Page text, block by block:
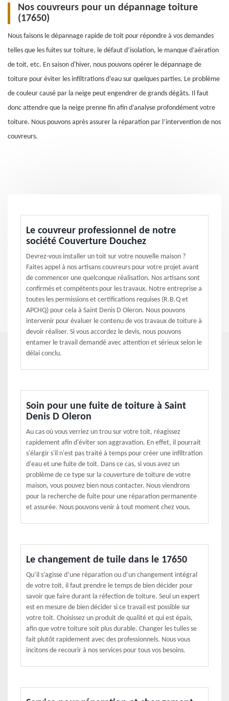
Nos couvreurs pour un dépannage toiture
(17650)
Nous faisons le dépannage rapide de toit pour répondre à vos demandes
telles que les fuites sur toiture, le défaut d’isolation, le manque d’aération
de toit, etc. En saison d'hiver, nous pouvons opérer le dépannage de
toiture pour éviter les infiltrations d’eau sur quelques parties. Le problème
de couleur causé par la neige peut engendrer de grands dégâts. Il faut
donc attendre que la neige prenne fin afin d’analyse profondément votre
toiture. Nous pouvons après assurer la réparation par l’intervention de nos
couvreurs.
Le couvreur professionnel de notre
société Couverture Douchez
Devrez-vous installer un toit sur votre nouvelle maison ?
Faites appel à nos artisans couvreurs pour votre projet avant
de commencer une quelconque réalisation. Nos artisans sont
confirmés et compétents pour les travaux. Notre entreprise a
toutes les permissions et certifications requises (R.B.Q et
APCHQ) pour cela à Saint Denis D Oleron. Nous pouvons
intervenir pour évaluer le contenu de vos travaux de toiture à
devoir réaliser. Si vous accordez le devis, nous pouvons
entamer le travail demandé avec attention et sérieux selon le
délai conclu.
Soin pour une fuite de toiture à Saint
Denis D Oleron
Au cas où vous verriez un trou sur votre toit, réagissez
rapidement afin d'éviter son aggravation. En effet, il pourrait
s'élargir s'il n'est pas traité à temps pour créer une infiltration
d'eau et une fuite de toit. Dans ce cas, si vous avez un
problème de ce type sur la couverture de toiture de votre
maison, vous pouvez bien nous contacter. Nous viendrons
pour la recherche de fuite pour une réparation permanente
et assurée. Nous pouvons venir à tout moment chez vous.
Le changement de tuile dans le 17650
Qu’il s’agisse d’une réparation ou d’un changement intégral
de votre toit, il faut prendre le temps de bien décider pour
savoir que faire durant la réfection de toiture. Seul un expert
est en mesure de bien décider si ce travail est possible sur
votre toit. Choisissez un produit de qualité et qui est épais,
afin que votre toiture soit plus durable. Changer les tuiles se
fait plutôt rapidement avec des professionnels. Nous vous
incitons de recourir à nos services pour tous vos besoins.